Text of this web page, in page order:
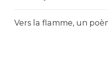
Vers la flamme, un